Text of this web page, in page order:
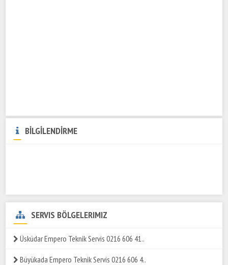
BİLGİLENDİRME
SERVIS BÖLGELERIMIZ
Üsküdar Empero Teknik Servis 0216 606 41..
Büyükada Empero Teknik Servis 0216 606 4..